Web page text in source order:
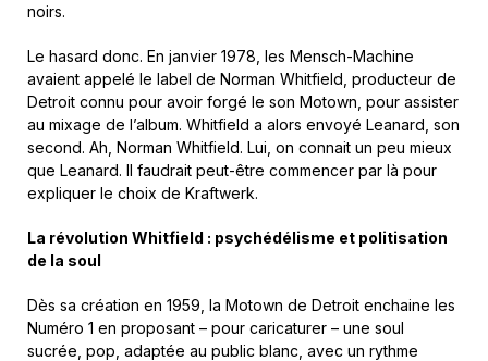
noirs.
Le hasard donc. En janvier 1978, les Mensch-Machine
avaient appelé le label de Norman Whitfield, producteur de
Detroit connu pour avoir forgé le son Motown, pour assister
au mixage de l’album. Whitfield a alors envoyé Leanard, son
second. Ah, Norman Whitfield. Lui, on connait un peu mieux
que Leanard. Il faudrait peut-être commencer par là pour
expliquer le choix de Kraftwerk.
La révolution Whitfield : psychédélisme et politisation
de la soul
Dès sa création en 1959, la Motown de Detroit enchaine les
Numéro 1 en proposant – pour caricaturer – une soul
sucrée, pop, adaptée au public blanc, avec un rythme